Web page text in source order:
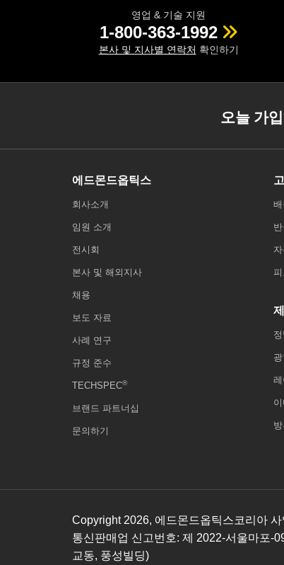
영업 & 기술 지원
1-800-363-1992
본사 및 지사별 연락처 확인하기
오늘 가
에드몬드옵틱스
회사소개
임원 소개
전시회
본사 및 해외지사
채용
보도 자료
사례 연구
규정 준수
TECHSPEC®
브랜드 파트너십
문의하기
배
Copyright 2026, 에드몬드옵틱스코리아
통신판매업 신고번호: 제 2022-서울마포-
교동, 풍성빌딩)